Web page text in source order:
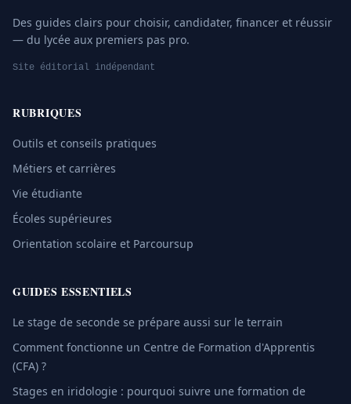
Des guides clairs pour choisir, candidater, financer et réussir
— du lycée aux premiers pas pro.
Site éditorial indépendant
RUBRIQUES
Outils et conseils pratiques
Métiers et carrières
Vie étudiante
Écoles supérieures
Orientation scolaire et Parcoursup
GUIDES ESSENTIELS
Le stage de seconde se prépare aussi sur le terrain
Comment fonctionne un Centre de Formation d'Apprentis
(CFA) ?
Stages en iridologie : pourquoi suivre une formation de